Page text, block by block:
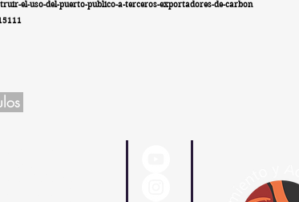
el-uso-del-puerto-publico-a-terceros-exportadores-de-carbon